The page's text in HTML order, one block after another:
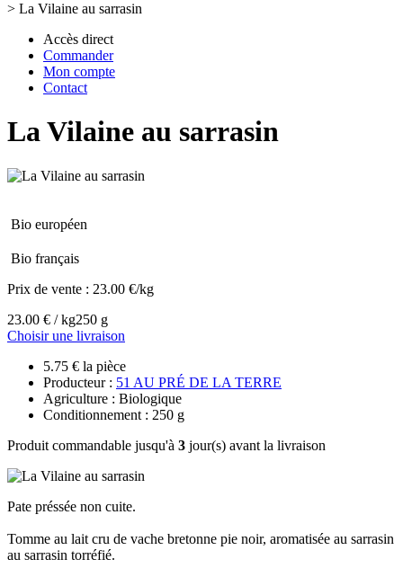
> La Vilaine au sarrasin
Accès direct
Commander
Mon compte
Contact
La Vilaine au sarrasin
Bio européen
Bio français
Prix de vente : 23.00 €/kg
23.00 € / kg250 g
Choisir une livraison
5.75 € la pièce
Producteur : 51 AU PRÉ DE LA TERRE
Agriculture : Biologique
Conditionnement : 250 g
Produit commandable jusqu'à 3 jour(s) avant la livraison
Pate préssée non cuite.
Tomme au lait cru de vache bretonne pie noir, aromatisée au sarrasin
au sarrasin torréfié.